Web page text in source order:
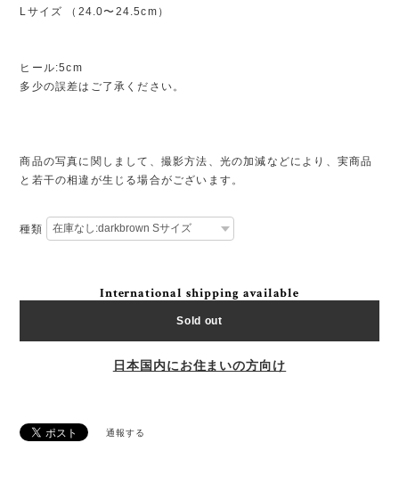
Lサイズ （24.0〜24.5cm）
ヒール:5cm
多少の誤差はご了承ください。
商品の写真に関しまして、撮影方法、光の加減などにより、実商品
と若干の相違が生じる場合がございます。
種類
International shipping available
Sold out
日本国内にお住まいの方向け
通報する